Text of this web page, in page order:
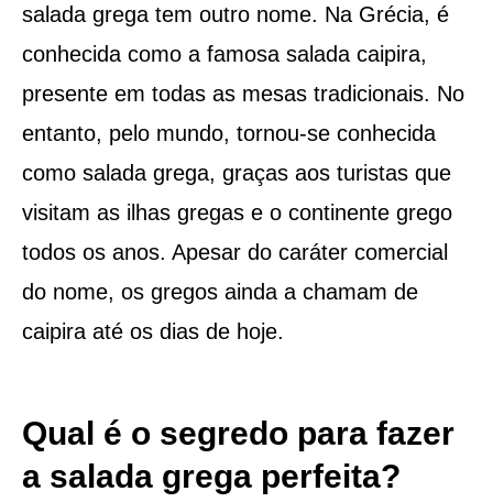
salada grega tem outro nome. Na Grécia, é
conhecida como a famosa salada caipira,
presente em todas as mesas tradicionais. No
entanto, pelo mundo, tornou-se conhecida
como salada grega, graças aos turistas que
visitam as ilhas gregas e o continente grego
todos os anos. Apesar do caráter comercial
do nome, os gregos ainda a chamam de
caipira até os dias de hoje.
Qual é o segredo para fazer
a salada grega perfeita?